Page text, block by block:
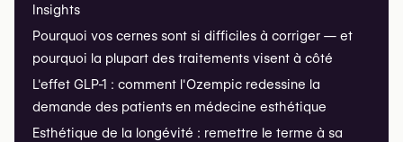
Insights
Pourquoi vos cernes sont si difficiles à corriger — et
pourquoi la plupart des traitements visent à côté
L'effet GLP-1 : comment l'Ozempic redessine la
demande des patients en médecine esthétique
Esthétique de la longévité : remettre le terme à sa